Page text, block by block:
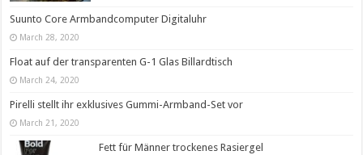
Suunto Core Armbandcomputer Digitaluhr
March 28, 2020
Float auf der transparenten G-1 Glas Billardtisch
March 24, 2020
Pirelli stellt ihr exklusives Gummi-Armband-Set vor
March 21, 2020
Fett für Männer trockenes Rasiergel